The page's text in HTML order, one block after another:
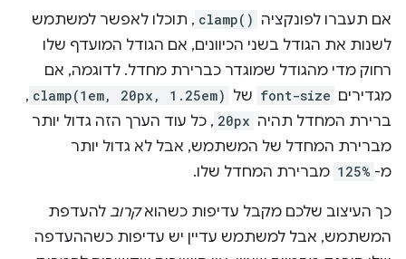
אם תעברו לפונקציה clamp() , תוכלו לאפשר למשתמש
לשנות את הגודל בשני הכיוונים, אם הגודל המועדף שלו
רחוק מדי מהגודל שמוגדר כברירת מחדל. לדוגמה, אם
מגדירים font-size של clamp(1em, 20px, 1.25em)
,
ברירת המחדל תהיה 20px , כל עוד הערך הזה גדול יותר
מברירת המחדל של המשתמש, אבל לא גדול יותר
מ- 125% מברירת המחדל שלו.
כך העיצוב שלכם מקבל עדיפות כשהואקרוב להעדפת
המשתמש, אבל למשתמש עדיין יש עדיפות כשההעדפה